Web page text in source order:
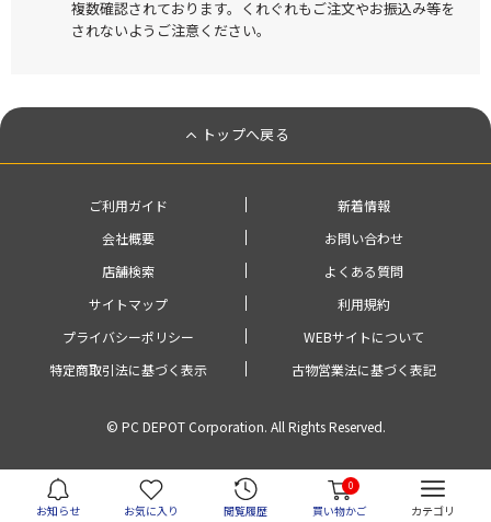
複数確認されております。くれぐれもご注文やお振込み等を
されないようご注意ください。
トップへ戻る
ご利用ガイド
新着情報
会社概要
お問い合わせ
店舗検索
よくある質問
サイトマップ
利用規約
プライバシーポリシー
WEBサイトについて
特定商取引法に基づく表示
古物営業法に基づく表記
© PC DEPOT Corporation. All Rights Reserved.
お知らせ お気に入り 閲覧履歴 買い物かご
0
カテゴリ